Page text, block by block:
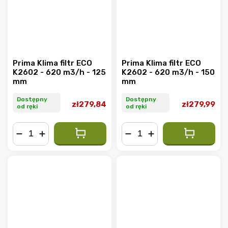
Prima Klima filtr ECO
K2602 - 620 m3/h - 125
mm
Dostępny
od ręki
zł279,84
Prima Klima filtr ECO
K2602 - 620 m3/h - 150
mm
Dostępny
od ręki
zł279,99